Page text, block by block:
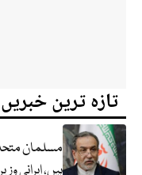
تازہ ترین خبریں
مسلمان
ہیں، ایرانی